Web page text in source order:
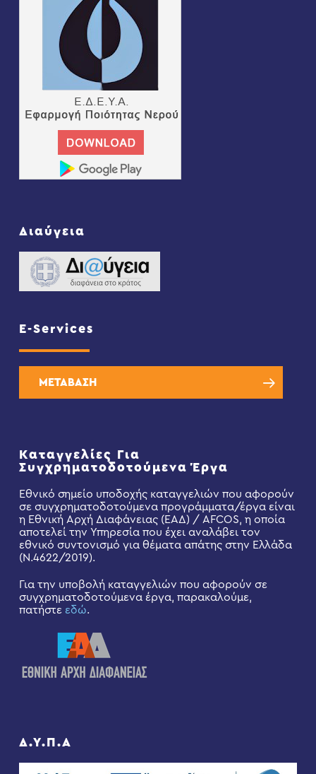
Διαύγεια
E-Services
ΜΕΤΑΒΑΣΗ
Καταγγελίες Για
Συγχρηματοδοτούμενα Έργα
Εθνικό σημείο υποδοχής καταγγελιών που αφορούν
σε συγχρηματοδοτούμενα προγράμματα/έργα είναι
η Εθνική Αρχή Διαφάνειας (ΕΑΔ) / AFCOS, η οποία
αποτελεί την Υπηρεσία που έχει αναλάβει τον
εθνικό συντονισμό για θέματα απάτης στην Ελλάδα
(Ν.4622/2019).
Για την υποβολή καταγγελιών που αφορούν σε
συγχρηματοδοτούμενα έργα, παρακαλούμε,
πατήστε εδώ.
Δ.Υ.Π.Α